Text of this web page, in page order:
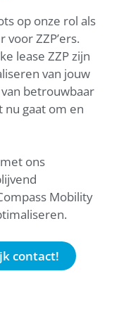
op onze rol als
ZZP’ers.
lease ZZP zijn
van jouw
betrouwbaar
gaat om en
ons
Mobility
contact!